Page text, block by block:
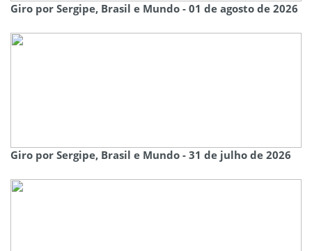
Giro por Sergipe, Brasil e Mundo - 01 de agosto de 2026
Giro por Sergipe, Brasil e Mundo - 31 de julho de 2026